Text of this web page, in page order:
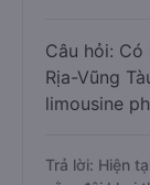
Câu hỏi:
Rịa-Vũng
limousine
Trả lời: Hiện